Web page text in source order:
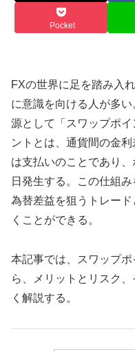
Pocket
FXの世界に足を踏み入
に意識を向ける人が多
源として「スワップポ
ントとは、通貨間の金
は支払いのことであり
日発生する。この仕組
為替差益を狙うトレー
くことができる。
本記事では、スワップ
ら、メリットとリスク
く解説する。